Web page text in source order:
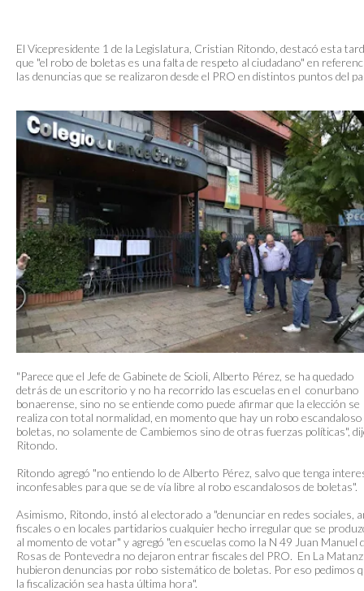
El Vicepresidente 1 de la Legislatura, Cristian Ritondo, destacó esta
que "el robo de boletas es una falta de respeto al ciudadano" en
las denuncias que se realizaron desde el PRO en distintos puntos del
"Parece que el Jefe de Gabinete de Scioli, Alberto Pérez, se ha quedado
detrás de un escritorio y no ha recorrido las escuelas en el conurbano
bonaerense, sino no se entiende como puede afirmar que la elección se
realiza con total normalidad, en momento que hay un robo escandaloso
boletas, no solamente de Cambiemos sino de otras fuerzas políticas",
Ritondo.
Ritondo agregó "no entiendo lo de Alberto Pérez, salvo que tenga
inconfesables para que se de vía libre al robo escandalosos de boletas".
Asimismo, Ritondo, instó al electorado a "denunciar en redes sociales,
fiscales o en locales partidarios cualquier hecho irregular que se
al momento de votar" y agregó "en escuelas como la N 49 Juan Manuel
Rosas de Pontevedra no dejaron entrar fiscales del PRO. En La
hubieron denuncias por robo sistemático de boletas. Por eso pedimos
la fiscalización sea hasta última hora".